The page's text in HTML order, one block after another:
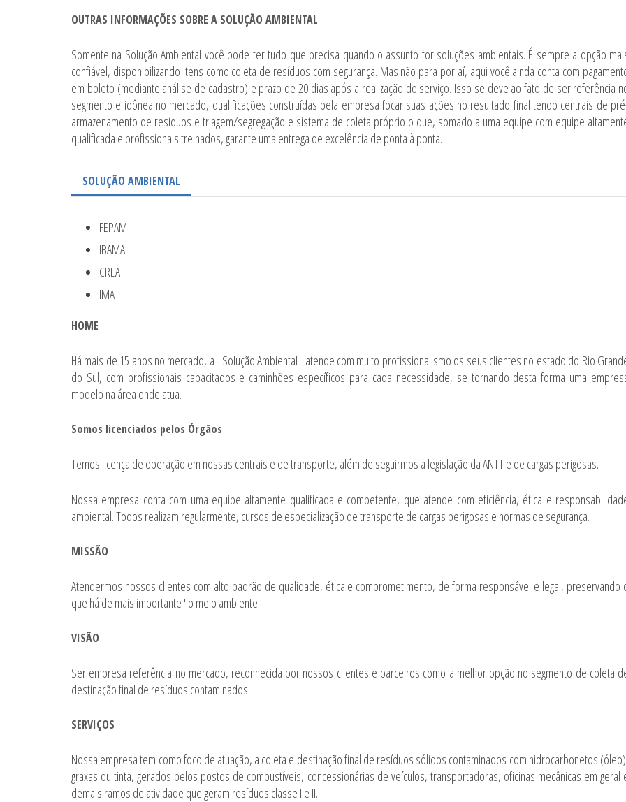
OUTRAS INFORMAÇÕES SOBRE A SOLUÇÃO AMBIENTAL
Somente na Solução Ambiental você pode ter tudo que precisa quando o assunto for soluções ambientais. É sempre a opção
confiável, disponibilizando itens como coleta de resíduos com segurança. Mas não para por aí, aqui você ainda conta com
em boleto (mediante análise de cadastro) e prazo de 20 dias após a realização do serviço. Isso se deve ao fato de ser referência
segmento e idônea no mercado, qualificações construídas pela empresa focar suas ações no resultado final tendo centrais de
armazenamento de resíduos e triagem/segregação e sistema de coleta próprio o que, somado a uma equipe com equipe
qualificada e profissionais treinados, garante uma entrega de excelência de ponta à ponta.
SOLUÇÃO AMBIENTAL
FEPAM
IBAMA
CREA
IMA
HOME
Há mais de 15 anos no mercado, a Solução Ambiental atende com muito profissionalismo os seus clientes no estado do Rio
do Sul, com profissionais capacitados e caminhões específicos para cada necessidade, se tornando desta forma uma
modelo na área onde atua.
Somos licenciados pelos Órgãos
Temos licença de operação em nossas centrais e de transporte, além de seguirmos a legislação da ANTT e de cargas perigosas.
Nossa empresa conta com uma equipe altamente qualificada e competente, que atende com eficiência, ética e
ambiental. Todos realizam regularmente, cursos de especialização de transporte de cargas perigosas e normas de segurança.
MISSÃO
Atendermos nossos clientes com alto padrão de qualidade, ética e comprometimento, de forma responsável e legal, preservando
que há de mais importante "o meio ambiente".
VISÃO
Ser empresa referência no mercado, reconhecida por nossos clientes e parceiros como a melhor opção no segmento de coleta
destinação final de resíduos contaminados
SERVIÇOS
Nossa empresa tem como foco de atuação, a coleta e destinação final de resíduos sólidos contaminados com hidrocarbonetos
graxas ou tinta, gerados pelos postos de combustíveis, concessionárias de veículos, transportadoras, oficinas mecânicas em geral
demais ramos de atividade que geram resíduos classe I e II.